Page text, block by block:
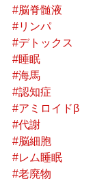
#脳脊髄液
#リンパ
#デトックス
#睡眠
#海馬
#認知症
#アミロイドβ
#代謝
#脳細胞
#レム睡眠
#老廃物